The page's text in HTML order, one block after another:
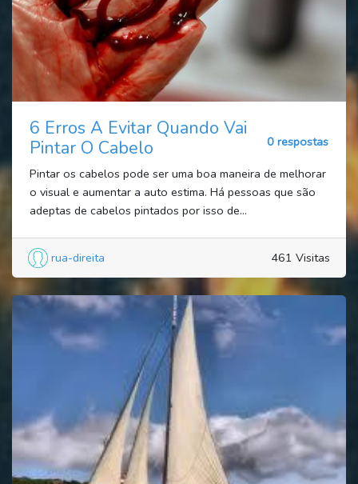
6 Erros A Evitar Quando Vai
Pintar O Cabelo
0 respostas
Pintar os cabelos pode ser uma boa maneira de melhorar
o visual e aumentar a auto estima. Há pessoas que são
adeptas de cabelos pintados por isso de...
rua-direita 461 Visitas